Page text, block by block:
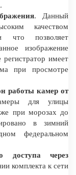
. Данный
качеством
что позволяет
изображение
имеет
при просмотре
работы камер от
для улицы
при морозах до
в зимний
федеральном
доступа через
комплекта к сети